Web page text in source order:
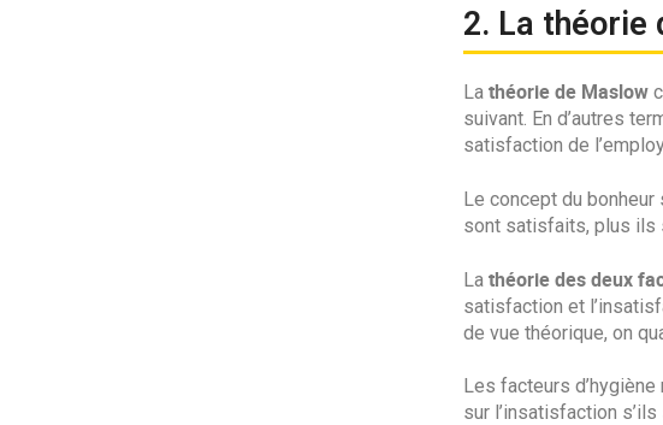
2. La théorie
La théorie de Maslow
suivant. En d’autres
satisfaction de
Le concept du bonheur
sont satisfaits, plus ils
La théorie des deux
satisfaction et
de vue théorique, on
Les facteurs d’hygiène
sur l’insatisfaction